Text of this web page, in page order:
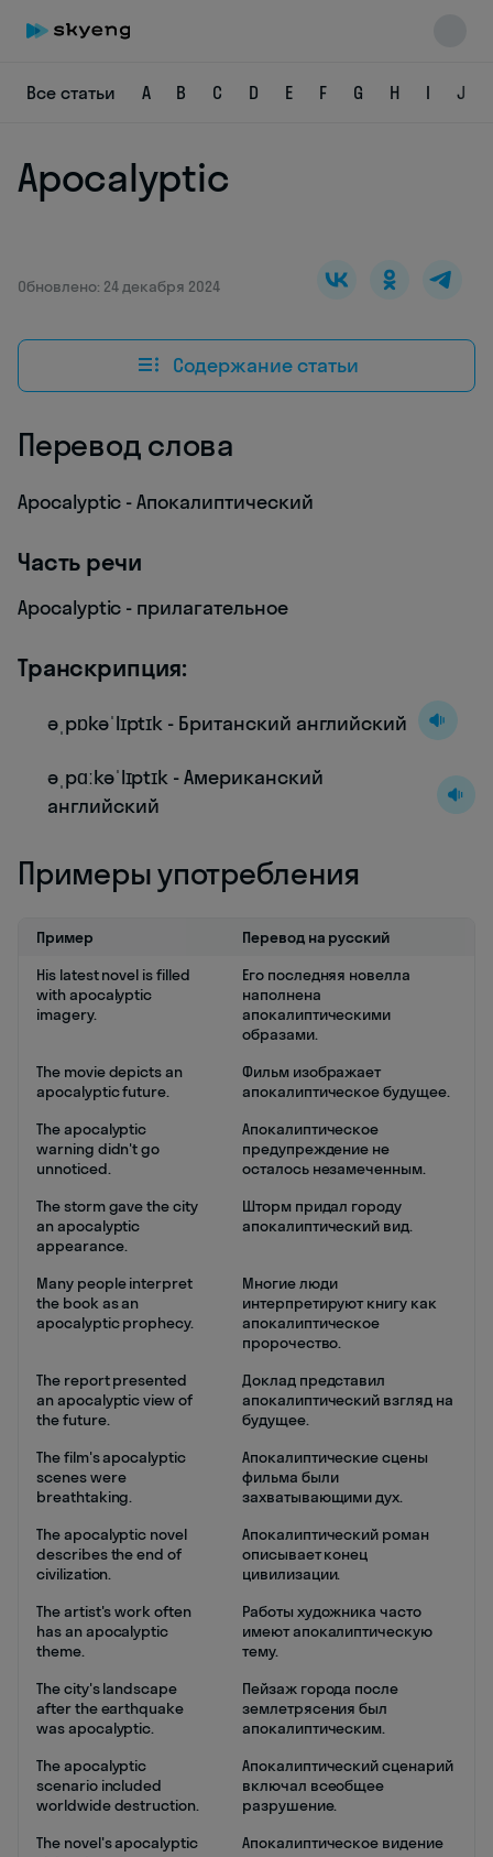
Все статьи A B C D E F G H I J
Apocalyptic
Обновлено: 24 декабря 2024
Содержание статьи
Перевод слова
Apocalyptic - Апокалиптический
Часть речи
Apocalyptic - прилагательное
Транскрипция:
əˌpɒkəˈlɪptɪk - Британский английский
əˌpɑːkəˈlɪptɪk - Американский
английский
Примеры употребления
Пример
Перевод на русский
His latest novel is filled
with apocalyptic
imagery.
Его последняя новелла
наполнена
апокалиптическими
образами.
The movie depicts an
apocalyptic future.
Фильм изображает
апокалиптическое будущее.
The apocalyptic
warning didn't go
unnoticed.
Апокалиптическое
предупреждение не
осталось незамеченным.
The storm gave the city
an apocalyptic
appearance.
Шторм придал городу
апокалиптический вид.
Many people interpret
the book as an
apocalyptic prophecy.
Многие люди
интерпретируют книгу как
апокалиптическое
пророчество.
The report presented
an apocalyptic view of
the future.
Доклад представил
апокалиптический взгляд на
будущее.
The film's apocalyptic
scenes were
breathtaking.
Апокалиптические сцены
фильма были
захватывающими дух.
The apocalyptic novel
describes the end of
civilization.
Апокалиптический роман
описывает конец
цивилизации.
The artist's work often
has an apocalyptic
theme.
Работы художника часто
имеют апокалиптическую
тему.
The city's landscape
after the earthquake
was apocalyptic.
Пейзаж города после
землетрясения был
апокалиптическим.
The apocalyptic
scenario included
worldwide destruction.
Апокалиптический сценарий
включал всеобщее
разрушение.
The novel's apocalyptic
Апокалиптическое видение